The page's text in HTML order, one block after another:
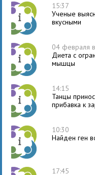
15:37
Ученые
вкусными
04 февраля
Диета с
мышцы
14:15
Танцы
прибавка к
10:30
Найден ген
17:45